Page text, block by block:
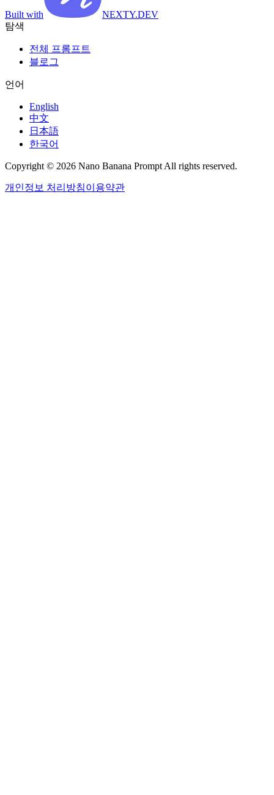
Built with
NEXTY.DEV
탐색
전체 프롬프트
블로그
언어
English
中文
日本語
한국어
Copyright © 2026 Nano Banana Prompt All rights reserved.
개인정보 처리방침이용약관